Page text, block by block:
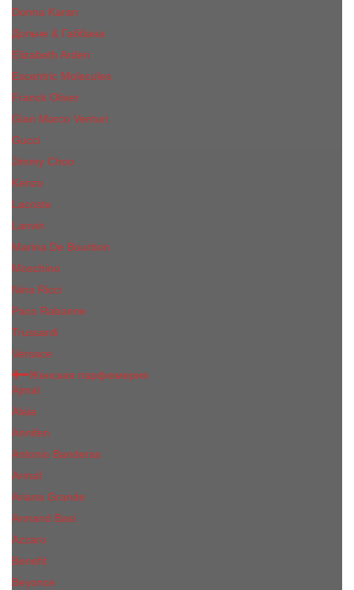
Donna Karan
Дольче & Габбана
Elizabeth Arden
Escentric Molecules
Franck Oliver
Gian Marco Venturi
Gucci
Jimmy Choo
Kenzo
Lacoste
Lanvin
Marina De Bourbon
Moschino
Nina Ricci
Paco Rabanne
Trussardi
Versace
Женская парфюмерия
Ajmal
Alaia
Annifen
Antonio Banderas
Armaf
Ariana Grande
Armand Basi
Azzaro
Benefit
Beyonce